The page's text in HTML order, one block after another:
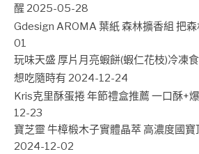
醒 2025-05-28
Gdesign AROMA 葉紙 森林擴香組 把
01
玩味天盛 厚片月亮蝦餅(蝦仁花枝)冷凍
想吃隨時有 2024-12-24
Kris克里酥蛋捲 年節禮盒推薦 一口酥+
12-23
寶芝靈 牛樟椴木子實體晶萃 高濃度國
2024-12-02